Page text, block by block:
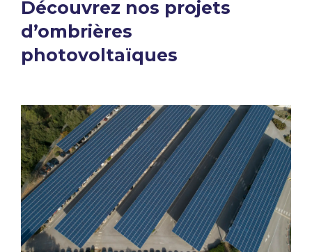
Découvrez nos projets
d’ombrières
photovoltaïques